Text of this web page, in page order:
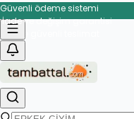
Güvenli ödeme sistemi
İade ve değişim garantisi